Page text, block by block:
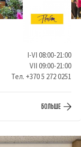
I-VI 08:00-21:00
VII 09:00-21:00
Тел. +370 5 272 0251
БОЛЬШЕ